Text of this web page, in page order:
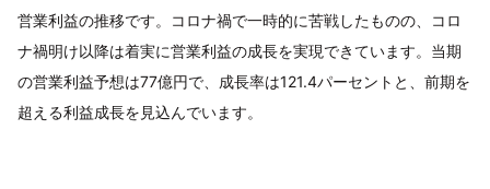
営業利益の推移です。コロナ禍で一時的に苦戦したものの、コロ
ナ禍明け以降は着実に営業利益の成長を実現できています。当期
の営業利益予想は77億円で、成長率は121.4パーセントと、前期を
超える利益成長を見込んでいます。